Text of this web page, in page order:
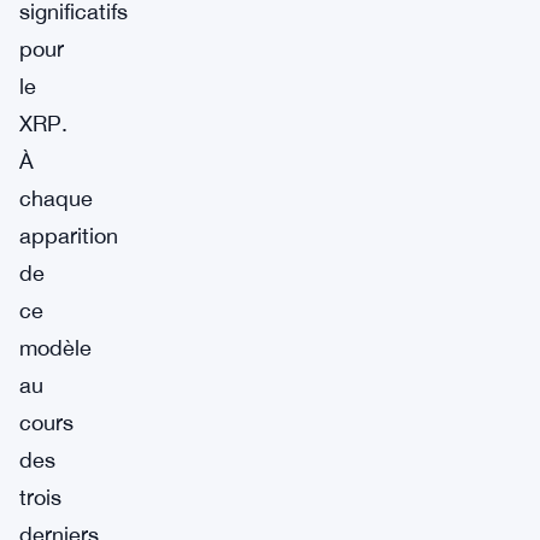
significatifs
pour
le
XRP.
À
chaque
apparition
de
ce
modèle
au
cours
des
trois
derniers